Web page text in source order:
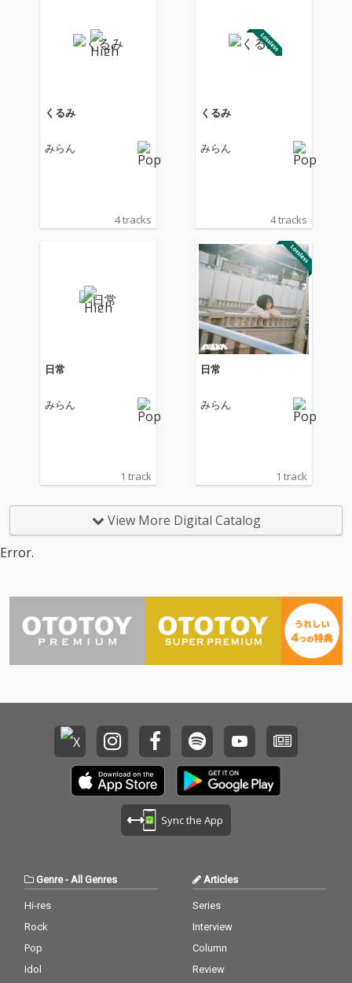
くるみ
みらん
4 tracks
くるみ
みらん
4 tracks
日常
みらん
1 track
日常
みらん
1 track
View More Digital Catalog
Error.
Sync the App
Genre- All Genres
Hi-res
Rock
Pop
Idol
Articles
Series
Interview
Column
Review